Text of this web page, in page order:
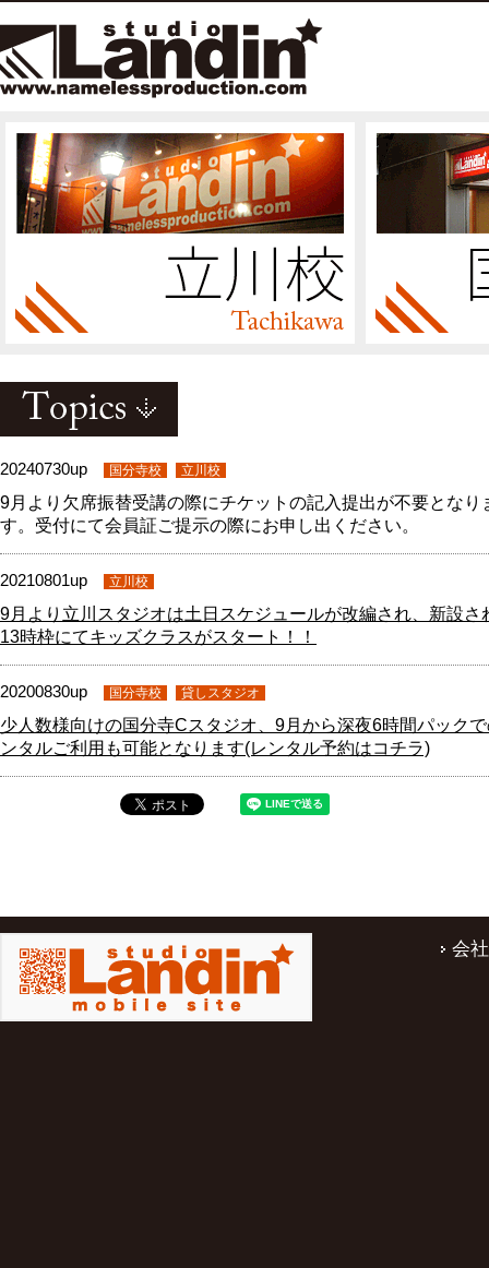
20240730up 国分寺校 立川校
9月より欠席振替受講の際にチケットの記入提出が不要となり
す。受付にて会員証ご提示の際にお申し出ください。
20210801up 立川校
9月より立川スタジオは土日スケジュールが改編され、新設さ
13時枠にてキッズクラスがスタート！！
20200830up 国分寺校 貸しスタジオ
少人数様向けの国分寺Cスタジオ、9月から深夜6時間パック
ンタルご利用も可能となります(レンタル予約はコチラ)
会